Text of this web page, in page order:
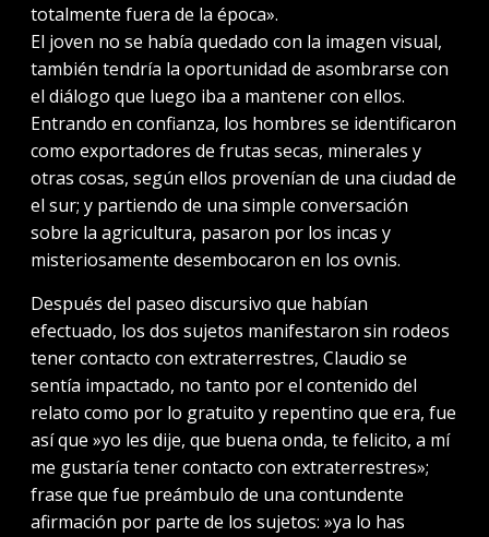
totalmente fuera de la época».
El joven no se había quedado con la imagen visual,
también tendría la oportunidad de asombrarse con
el diálogo que luego iba a mantener con ellos.
Entrando en confianza, los hombres se identificaron
como exportadores de frutas secas, minerales y
otras cosas, según ellos provenían de una ciudad de
el sur; y partiendo de una simple conversación
sobre la agricultura, pasaron por los incas y
misteriosamente desembocaron en los ovnis.
Después del paseo discursivo que habían
efectuado, los dos sujetos manifestaron sin rodeos
tener contacto con extraterrestres, Claudio se
sentía impactado, no tanto por el contenido del
relato como por lo gratuito y repentino que era, fue
así que »yo les dije, que buena onda, te felicito, a mí
me gustaría tener contacto con extraterrestres»;
frase que fue preámbulo de una contundente
afirmación por parte de los sujetos: »ya lo has